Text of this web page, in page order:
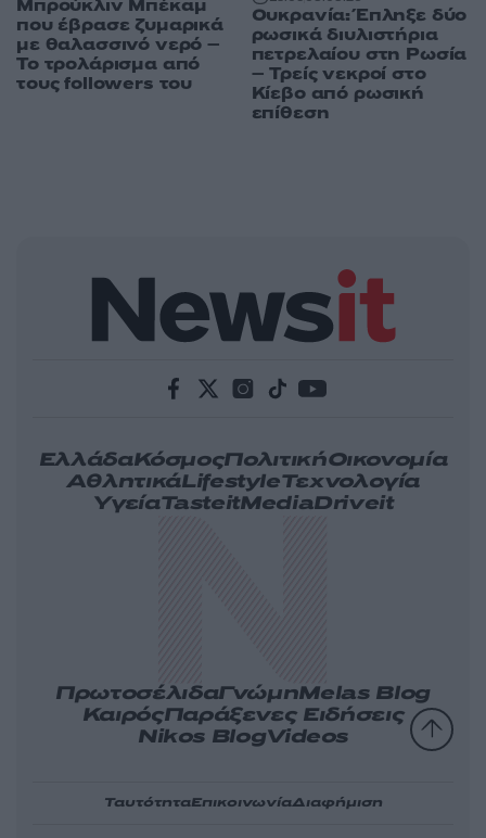
Μπρούκλιν Μπέκαμ
που έβρασε ζυμαρικά
με θαλασσινό νερό –
Το τρολάρισμα από
τους followers του
Ουκρανία: Έπληξε δύο
ρωσικά διυλιστήρια
πετρελαίου στη Ρωσία
– Τρείς νεκροί στο
Κίεβο από ρωσική
επίθεση
ΕλλάδαΚόσμοςΠολιτικήΟικονομία
ΑθλητικάLifestyleΤεχνολογία
ΥγείαTasteitMediaDriveit
ΠρωτοσέλιδαΓνώμηMelas Blog
ΚαιρόςΠαράξενες Ειδήσεις
Nikos BlogVideos
ΤαυτότηταΕπικοινωνίαΔιαφήμιση